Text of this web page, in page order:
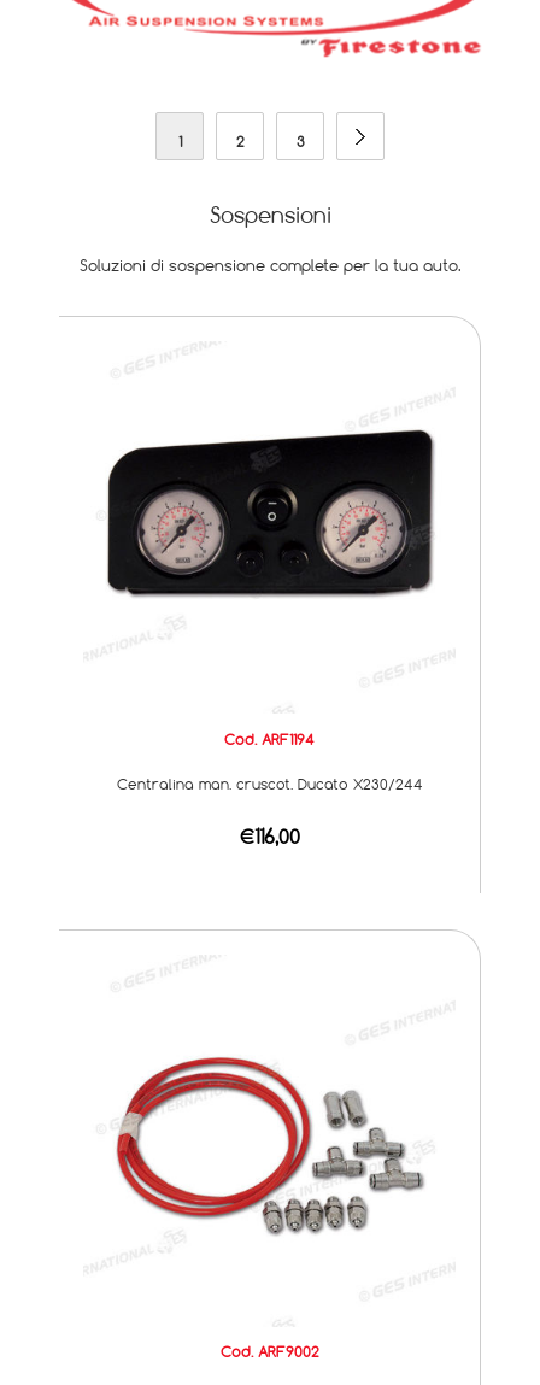
1 2 3
Sospensioni
Soluzioni di sospensione complete per la tua auto.
Cod. ARF1194
Centralina man. cruscot. Ducato X230/244
€116,00
Cod. ARF9002